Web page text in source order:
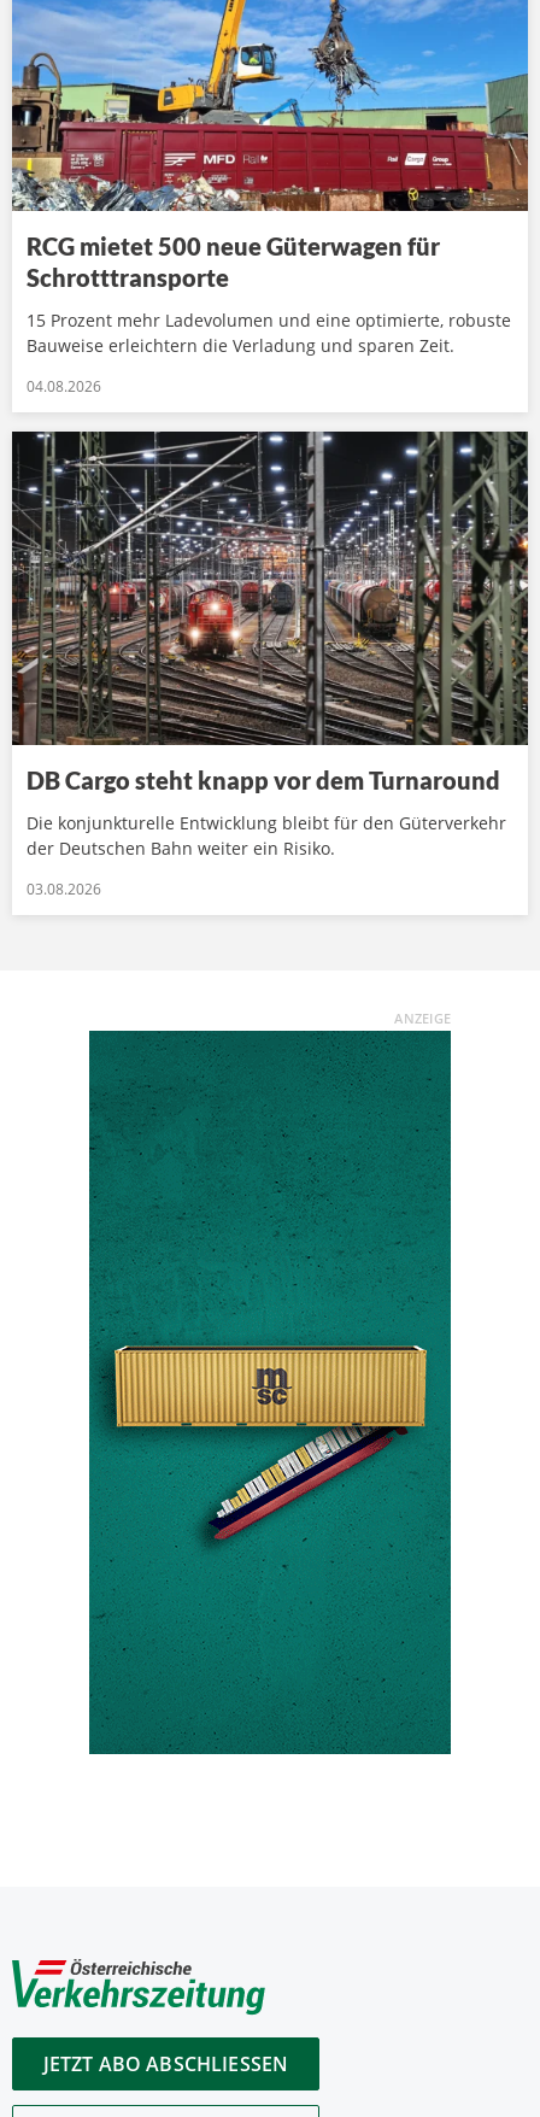
RCG mietet 500 neue Güterwagen für
Schrotttransporte
15 Prozent mehr Ladevolumen und eine optimierte, robuste
Bauweise erleichtern die Verladung und sparen Zeit.
04.08.2026
DB Cargo steht knapp vor dem Turnaround
Die konjunkturelle Entwicklung bleibt für den Güterverkehr
der Deutschen Bahn weiter ein Risiko.
03.08.2026
ANZEIGE
JETZT ABO ABSCHLIESSEN